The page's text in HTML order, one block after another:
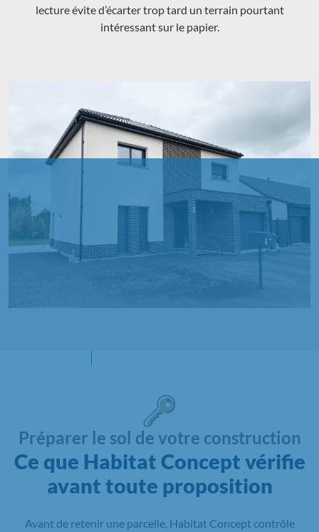
lecture évite d’écarter trop tard un terrain pourtant
intéressant sur le papier.
Préparer le sol de votre construction
Ce que Habitat Concept vérifie
avant toute proposition
Avant de retenir une parcelle, Habitat Concept contrôle